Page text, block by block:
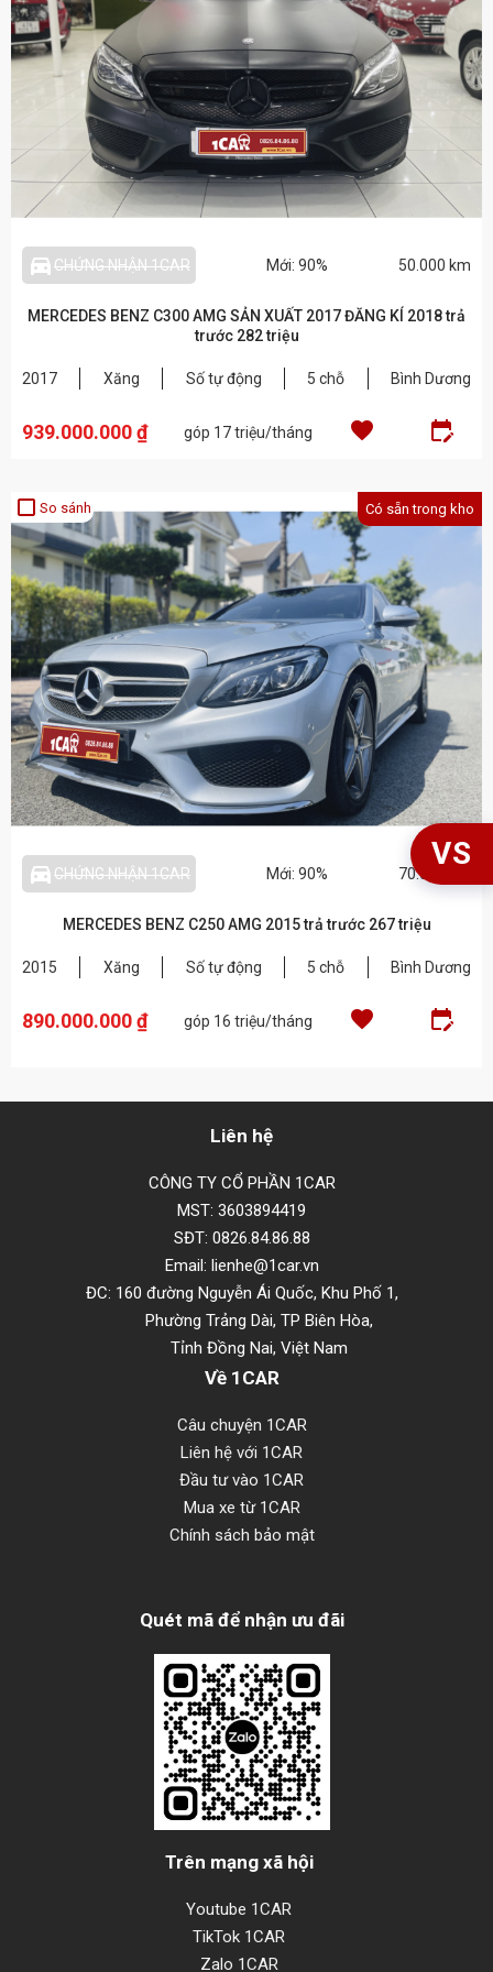
directions_car_filled_outlined
CHỨNG NHẬN 1CAR Mới: 90% 50.000 km
MERCEDES BENZ C300 AMG SẢN XUẤT 2017 ĐĂNG KÍ 2018 trả
trước 282 triệu
2017 Xăng Số tự động 5 chỗ Bình Dương
939.000.000 ₫ góp 17 triệu/tháng favorite
crop_square So sánh Có sẵn trong kho
directions_car_filled_outlined
CHỨNG NHẬN 1CAR Mới: 90% 70.000 km
MERCEDES BENZ C250 AMG 2015 trả trước 267 triệu
2015 Xăng Số tự động 5 chỗ Bình Dương
890.000.000 ₫ góp 16 triệu/tháng favorite
Liên hệ
CÔNG TY CỔ PHẦN 1CAR
MST: 3603894419
SĐT: 0826.84.86.88
Email: lienhe@1car.vn
ĐC: 160 đường Nguyễn Ái Quốc, Khu Phố 1,
Phường Trảng Dài, TP Biên Hòa,
Tỉnh Đồng Nai, Việt Nam
Về 1CAR
Câu chuyện 1CAR
Liên hệ với 1CAR
Đầu tư vào 1CAR
Mua xe từ 1CAR
Chính sách bảo mật
Quét mã để nhận ưu đãi
Trên mạng xã hội
Youtube 1CAR
TikTok 1CAR
Zalo 1CAR
VS